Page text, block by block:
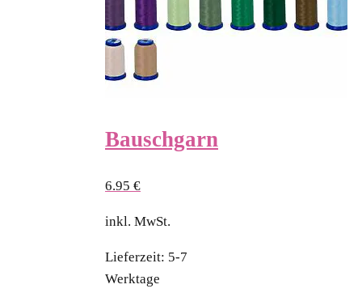
Bauschgarn
6.95 €
inkl. MwSt.
Lieferzeit: 5-7
Werktage